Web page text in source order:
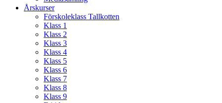
Årskurser
Förskoleklass Tallkotten
Klass 1
Klass 2
Klass 3
Klass 4
Klass 5
Klass 6
Klass 7
Klass 8
Klass 9